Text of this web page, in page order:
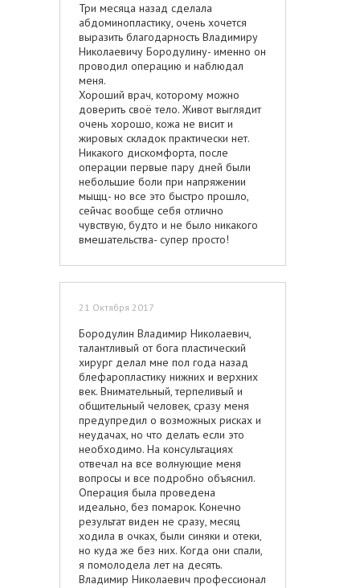
Три месяца назад сделала
абдоминопластику, очень хочется
выразить благодарность Владимиру
Николаевичу Бородулину- именно он
проводил операцию и наблюдал
меня.
Хороший врач, которому можно
доверить своё тело. Живот выглядит
очень хорошо, кожа не висит и
жировых складок практически нет.
Никакого дискомфорта, после
операции первые пару дней были
небольшие боли при напряжении
мыщц- но все это быстро прошло,
сейчас вообще себя отлично
чувствую, будто и не было никакого
вмешательства- супер просто!
21 Октября 2017
Бородулин Владимир Николаевич,
талантливый от бога пластический
хирург делал мне пол года назад
блефаропластику нижних и верхних
век. Внимательный, терпеливый и
общительный человек, сразу меня
предупредил о возможных рисках и
неудачах, но что делать если это
необходимо. На консультациях
отвечал на все волнующие меня
вопросы и все подробно объяснил.
Операция была проведена
идеально, без помарок. Конечно
результат виден не сразу, месяц
ходила в очках, были синяки и отеки,
но куда же без них. Когда они спали,
я помолодела лет на десять.
Владимир Николаевич профессионал